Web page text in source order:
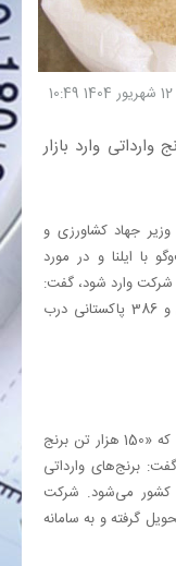
150 هزار تن برنج وارداتی وارد بازار
جهاد کشاورزی و
با ایلنا و در مورد
این شرکت وارد شود، گفت:
قرار است 150 هزار تن برنج واریته 1509 هندی و 386 پاکستانی درب
معاون وزیر جهاد کشاورزی در پاسخ به این سوال که «150 هزار تن برنج
برنج‌های وارداتی
کشور می‌شود. شرکت
گرفته و به سامانه